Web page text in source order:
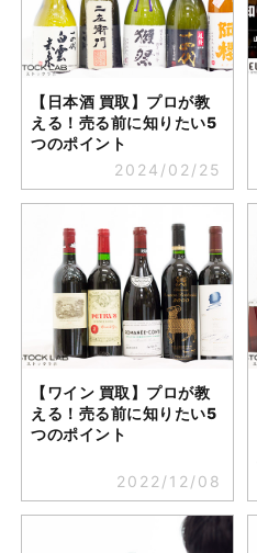
【日本酒 買取】プロが教
える！売る前に知りたい5
つのポイント
2024/02/25
【ワイン 買取】プロが教
える！売る前に知りたい5
つのポイント
2022/12/08